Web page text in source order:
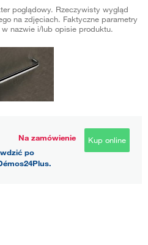
poglądowy. Rzeczywisty wygląd
na zdjęciach. Faktyczne parametry
nazwie i/lub opisie produktu.
Na zamówienie
po
Kup online